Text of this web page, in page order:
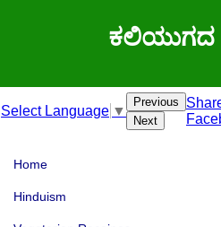
ಕಲಿಯುಗದ
Select Language ▼
Previous
Next
Home
Hinduism